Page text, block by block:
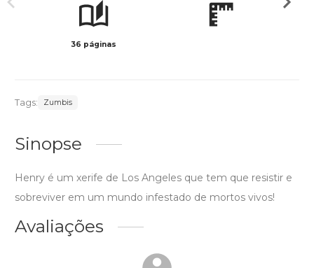
36 páginas
Tags: Zumbis
Sinopse
Henry é um xerife de Los Angeles que tem que resistir e
sobreviver em um mundo infestado de mortos vivos!
Avaliações